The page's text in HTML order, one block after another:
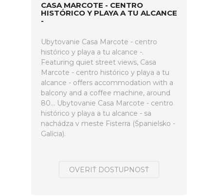
CASA MARCOTE - CENTRO
HISTÓRICO Y PLAYA A TU ALCANCE
-
Ubytovanie Casa Marcote - centro
histórico y playa a tu alcance -.
Featuring quiet street views, Casa
Marcote - centro histórico y playa a tu
alcance - offers accommodation with a
balcony and a coffee machine, around
80... Ubytovanie Casa Marcote - centro
histórico y playa a tu alcance - sa
nachádza v meste Fisterra (Španielsko -
Galícia).
OVERIŤ DOSTUPNOSŤ